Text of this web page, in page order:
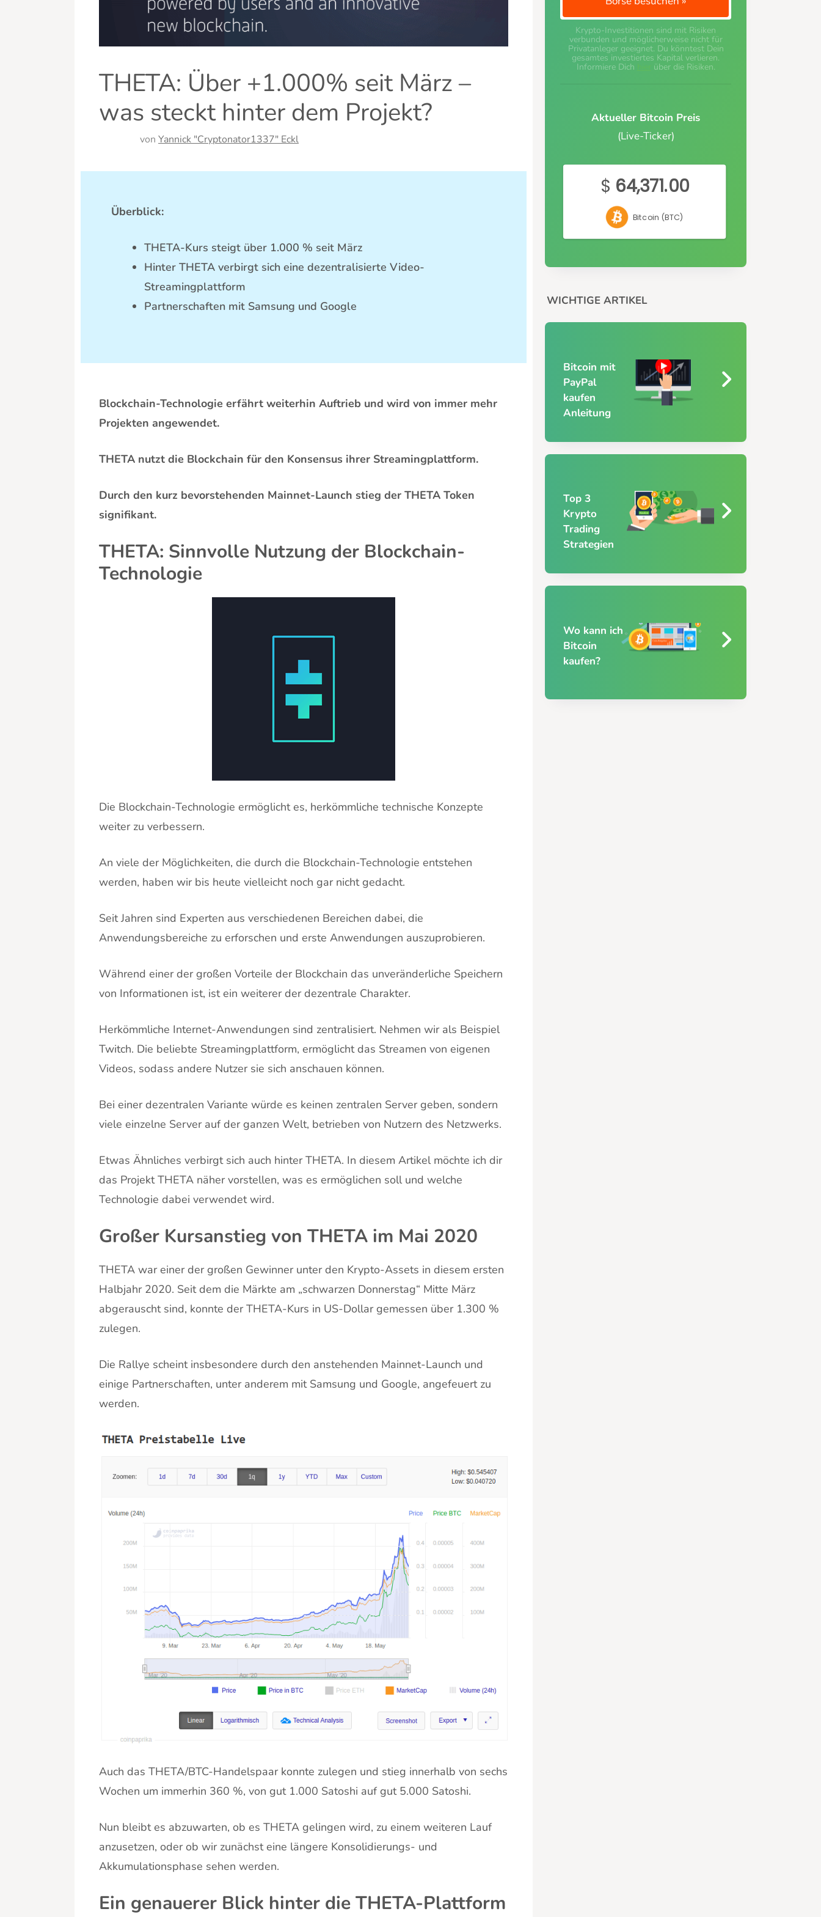
THETA: Über +1.000% seit März –
was steckt hinter dem Projekt?
von Yannick "Cryptonator1337" Eckl
Überblick:
THETA-Kurs steigt über 1.000 % seit März
Hinter THETA verbirgt sich eine dezentralisierte Video-
Streamingplattform
Partnerschaften mit Samsung und Google
Blockchain-Technologie erfährt weiterhin Auftrieb und wird von immer mehr
Projekten angewendet.
THETA nutzt die Blockchain für den Konsensus ihrer Streamingplattform.
Durch den kurz bevorstehenden Mainnet-Launch stieg der THETA Token
signifikant.
THETA: Sinnvolle Nutzung der Blockchain-
Technologie
Die Blockchain-Technologie ermöglicht es, herkömmliche technische Konzepte
weiter zu verbessern.
An viele der Möglichkeiten, die durch die Blockchain-Technologie entstehen
werden, haben wir bis heute vielleicht noch gar nicht gedacht.
Seit Jahren sind Experten aus verschiedenen Bereichen dabei, die
Anwendungsbereiche zu erforschen und erste Anwendungen auszuprobieren.
Während einer der großen Vorteile der Blockchain das unveränderliche Speichern
von Informationen ist, ist ein weiterer der dezentrale Charakter.
Herkömmliche Internet-Anwendungen sind zentralisiert. Nehmen wir als Beispiel
Twitch. Die beliebte Streamingplattform, ermöglicht das Streamen von eigenen
Videos, sodass andere Nutzer sie sich anschauen können.
Bei einer dezentralen Variante würde es keinen zentralen Server geben, sondern
viele einzelne Server auf der ganzen Welt, betrieben von Nutzern des Netzwerks.
Etwas Ähnliches verbirgt sich auch hinter THETA. In diesem Artikel möchte ich dir
das Projekt THETA näher vorstellen, was es ermöglichen soll und welche
Technologie dabei verwendet wird.
Großer Kursanstieg von THETA im Mai 2020
THETA war einer der großen Gewinner unter den Krypto-Assets in diesem ersten
Halbjahr 2020. Seit dem die Märkte am „schwarzen Donnerstag“ Mitte März
abgerauscht sind, konnte der THETA-Kurs in US-Dollar gemessen über 1.300 %
zulegen.
Die Rallye scheint insbesondere durch den anstehenden Mainnet-Launch und
einige Partnerschaften, unter anderem mit Samsung und Google, angefeuert zu
werden.
Auch das THETA/BTC-Handelspaar konnte zulegen und stieg innerhalb von sechs
Wochen um immerhin 360 %, von gut 1.000 Satoshi auf gut 5.000 Satoshi.
Nun bleibt es abzuwarten, ob es THETA gelingen wird, zu einem weiteren Lauf
anzusetzen, oder ob wir zunächst eine längere Konsolidierungs- und
Akkumulationsphase sehen werden.
Ein genauerer Blick hinter die THETA-Plattform
Krypto-Investitionen sind mit Risiken
verbunden und möglicherweise nicht für
Privatanleger geeignet. Du könntest Dein
gesamtes investiertes Kapital verlieren.
Informiere Dich über die Risiken.
Aktueller Bitcoin Preis
(Live-Ticker)
$ 64,371.00
Bitcoin (BTC)
WICHTIGE ARTIKEL
Bitcoin mit
PayPal
kaufen
Anleitung
Top 3
Krypto
Trading
Strategien
Wo kann ich
Bitcoin
kaufen?